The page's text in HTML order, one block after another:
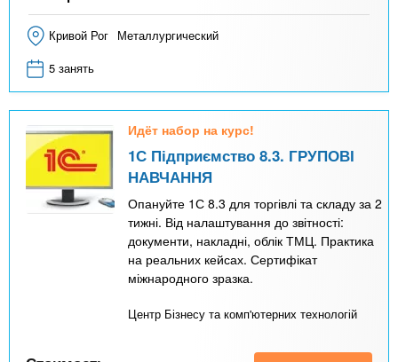
Кривой Рог Металлургический
5 занять
Идёт набор на курс!
1С Підприємство 8.3. ГРУПОВІ
НАВЧАННЯ
Опануйте 1С 8.3 для торгівлі та складу за 2
тижні. Від налаштування до звітності:
документи, накладні, облік ТМЦ. Практика
на реальних кейсах. Сертифікат
міжнародного зразка.
Центр Бізнесу та комп'ютерних технологій